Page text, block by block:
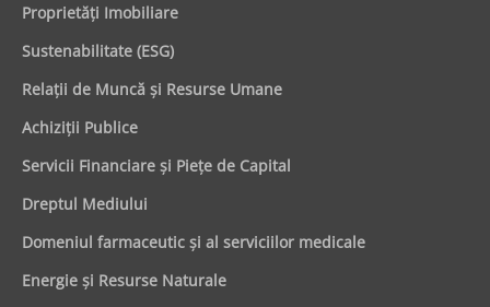
Proprietăţi Imobiliare
Sustenabilitate (ESG)
Relaţii de Muncă şi Resurse Umane
Achiziţii Publice
Servicii Financiare şi Pieţe de Capital
Dreptul Mediului
Domeniul farmaceutic și al serviciilor medicale
Energie şi Resurse Naturale